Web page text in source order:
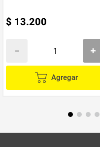
$ 13.200
Agregar